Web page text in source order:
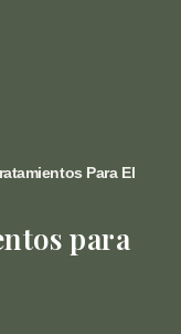
Para El
para